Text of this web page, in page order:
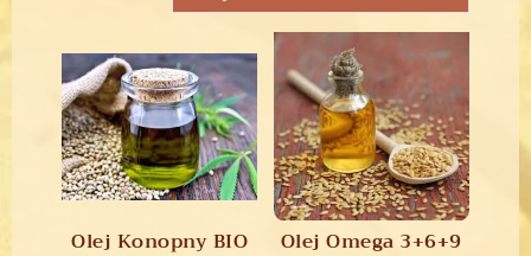
Olej Konopny BIO Olej Omega 3+6+9